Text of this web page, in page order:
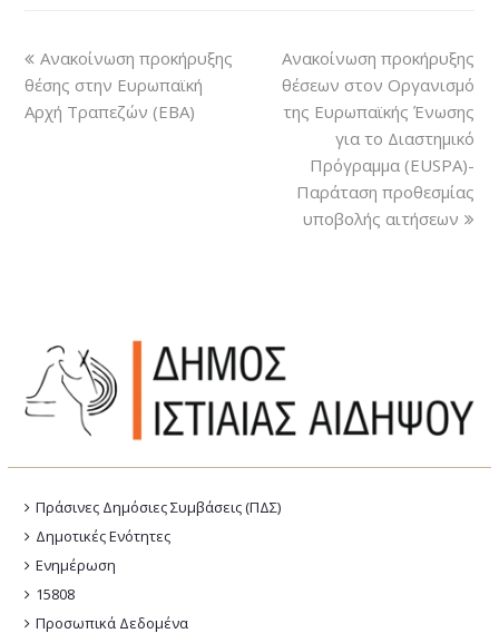
Ανακοίνωση προκήρυξης
θέσης στην Ευρωπαϊκή
Αρχή Τραπεζών (EBA)
Ανακοίνωση προκήρυξης
θέσεων στον Οργανισμό
της Ευρωπαϊκής Ένωσης
για το Διαστημικό
Πρόγραμμα (EUSPA)-
Παράταση προθεσμίας
υποβολής αιτήσεων
Πράσινες Δημόσιες Συμβάσεις (ΠΔΣ)
Δημοτικές Ενότητες
Ενημέρωση
15808
Προσωπικά Δεδομένα